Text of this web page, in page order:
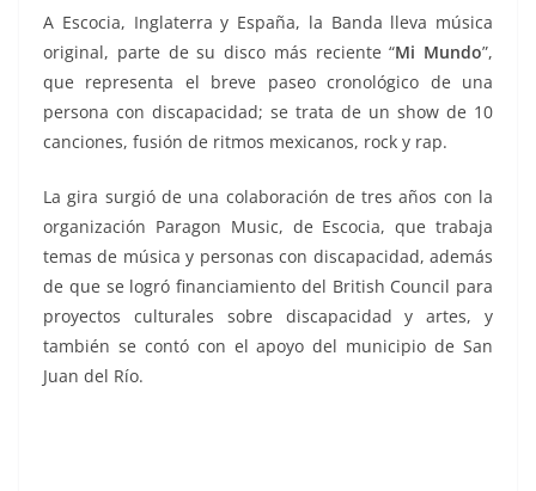
A Escocia, Inglaterra y España, la Banda lleva música
original, parte de su disco más reciente “Mi Mundo”,
que representa el breve paseo cronológico de una
persona con discapacidad; se trata de un show de 10
canciones, fusión de ritmos mexicanos, rock y rap.
La gira surgió de una colaboración de tres años con la
organización Paragon Music, de Escocia, que trabaja
temas de música y personas con discapacidad, además
de que se logró financiamiento del British Council para
proyectos culturales sobre discapacidad y artes, y
también se contó con el apoyo del municipio de San
Juan del Río.